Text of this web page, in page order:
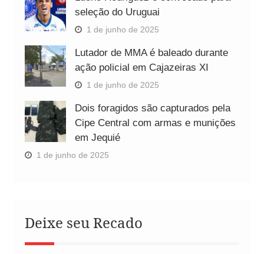
seleção do Uruguai
1 de junho de 2025
Lutador de MMA é baleado durante
ação policial em Cajazeiras XI
1 de junho de 2025
Dois foragidos são capturados pela
Cipe Central com armas e munições
em Jequié
1 de junho de 2025
Deixe seu Recado